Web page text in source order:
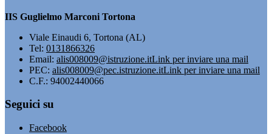
IIS Guglielmo Marconi Tortona
Viale Einaudi 6, Tortona (AL)
Tel: 0131866326
Email: alis008009@istruzione.itLink per inviare una mail
PEC: alis008009@pec.istruzione.itLink per inviare una mail
C.F.: 94002440066
Seguici su
Facebook